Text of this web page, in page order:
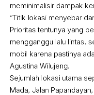
meminimalisir dampak
“Titik lokasi menyebar
Prioritas tentunya yang
mengganggu lalu lintas,
mobil karena pastinya
Agustina Wilujeng.
Sejumlah lokasi utama
Mada, Jalan